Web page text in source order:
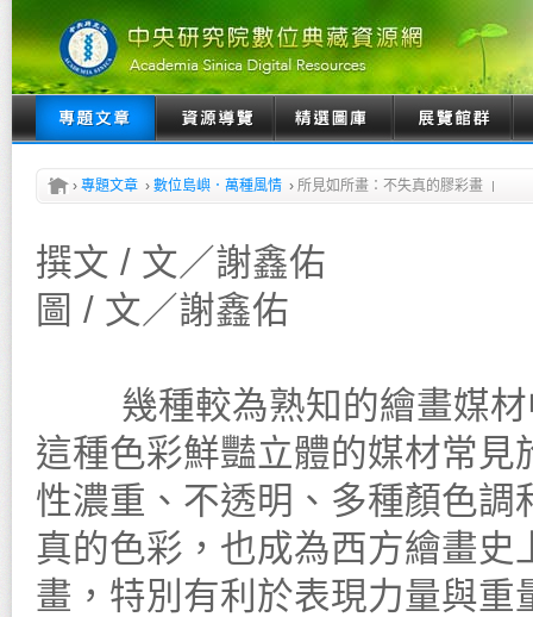
› 專題文章 › 數位島嶼．萬種風情 › 所見如所畫：不失真的膠彩畫
撰文 / 文／謝鑫佑
圖 / 文／謝鑫佑
幾種較為熟知的繪畫媒材
這種色彩鮮豔立體的媒材常
性濃重、不透明、多種顏色
真的色彩，也成為西方繪畫
畫，特別有利於表現力量與